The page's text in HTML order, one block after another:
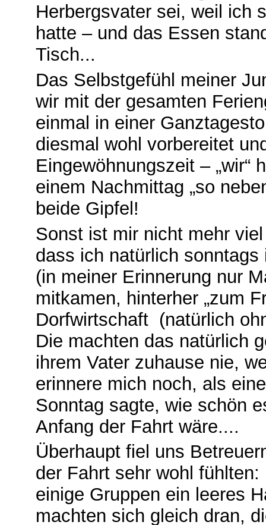
Herbergsvater sei, weil ich
hatte – und das Essen
Tisch...
Das Selbstgefühl meiner
wir mit der gesamten
einmal in einer
diesmal wohl vorbereitet
Eingewöhnungszeit – „wir“
einem Nachmittag „so
beide Gipfel!
Sonst ist mir nicht mehr
dass ich natürlich
(in meiner Erinnerung nur
mitkamen, hinterher „zum
Dorfwirtschaft (natürlich
Die machten das natürlich
ihrem Vater zuhause nie,
erinnere mich noch, als
Sonntag sagte, wie schön
Anfang der Fahrt wäre....
Überhaupt fiel uns
der Fahrt sehr wohl
einige Gruppen ein leeres
machten sich gleich dran,